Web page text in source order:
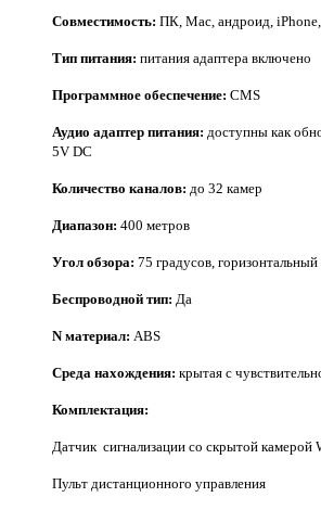
Совместимость: ПК, Mac, андроид,
Тип питания: питания адаптера включено
Программное обеспечение: CMS
Аудио адаптер питания: доступны как
5V DC
Количество каналов: до 32 камер
Диапазон: 400 метров
Угол обзора: 75 градусов, горизонтальный
Беспроводной тип: Да
N материал: ABS
Среда нахождения: крытая с
Комплектация:
Датчик сигнализации со скрытой камерой
Пульт дистанционного управления